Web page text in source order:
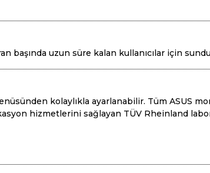
başında uzun süre kalan kullanıcılar için
kolaylıkla ayarlanabilir. Tüm ASUS
hizmetlerini sağlayan TÜV Rheinland